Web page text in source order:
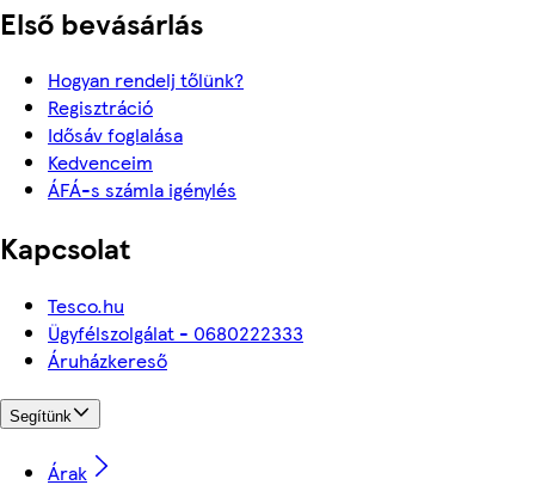
Első bevásárlás
Hogyan rendelj tőlünk?
Regisztráció
Idősáv foglalása
Kedvenceim
ÁFÁ-s számla igénylés
Kapcsolat
Tesco.hu
Ügyfélszolgálat - 0680222333
Áruházkereső
Segítünk
Árak